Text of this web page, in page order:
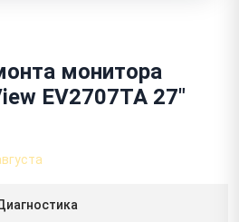
монитора
EV2707TA 27"